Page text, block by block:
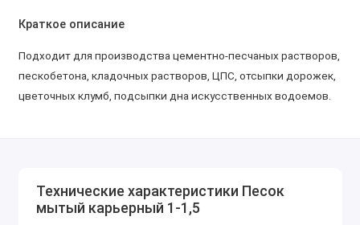
Краткое описание
Подходит для производства цементно-песчаных растворов,
пескобетона, кладочных растворов, ЦПС, отсыпки дорожек,
цветочных клумб, подсыпки дна искусственных водоемов.
Технические характеристики Песок
мытый карьерный 1-1,5